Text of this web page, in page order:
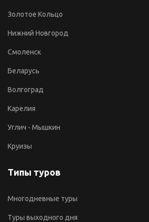
Золотое Кольцо
Нижний Новгород
Смоленск
Беларусь
Волгоград
Карелия
Углич - Мышкин
Круизы
Типы туров
Многодневные туры
Туры выходного дня